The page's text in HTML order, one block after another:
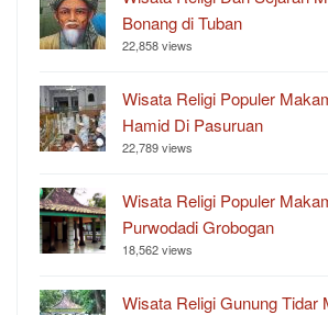
Bonang di Tuban
22,858 views
Wisata Religi Populer
Hamid Di Pasuruan
22,789 views
Wisata Religi Populer
Purwodadi Grobogan
18,562 views
Wisata Religi Gunung Tidar